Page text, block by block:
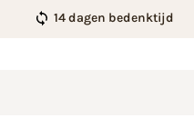
14 dagen bedenktijd